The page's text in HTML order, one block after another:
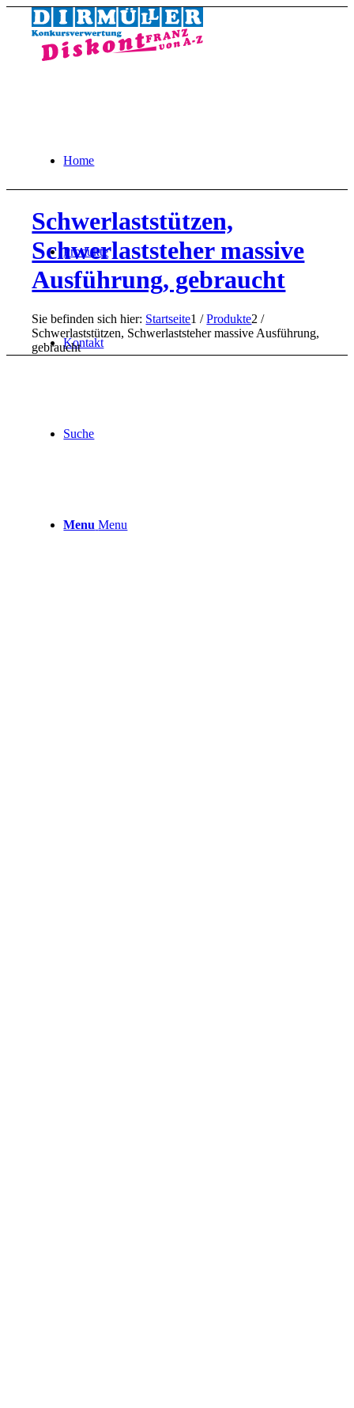
Home
Produkte
Kontakt
Suche
Menu Menu
Schwerlaststützen,
Schwerlaststeher massive
Ausführung, gebraucht
Sie befinden sich hier: Startseite1 / Produkte2 /
Schwerlaststützen, Schwerlaststeher massive Ausführung,
gebraucht